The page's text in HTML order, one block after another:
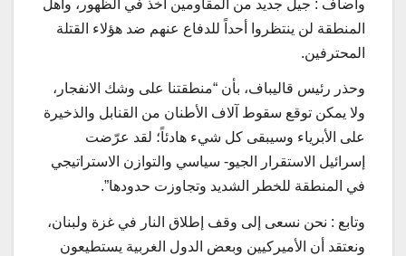
وأضاف : جيل جديد من المقاومين آخذ في الظهور، وأهل
المنطقة لن ينتظروا أحداً للدفاع عنهم ضد هؤلاء القتلة
المحترفين.
وحذر رئيس قاليباف، بأن “منطقتنا على وشك الانفجار،
ولا يمكن توقع سقوط آلاف الأطنان من القنابل والذخيرة
على الأبرياء وسيبقى كل شيء هادئاً؛ لقد عرّضت
إسرائيل الاستقرار الجيو- سياسي والتوازن الاستراتيجي
في المنطقة للخطر الشديد وتجاوزت حدودها”.
وتابع : نحن نسعى إلى وقف إطلاق النار في غزة ولبنان،
ونعتقد أن الأميركيين وبعض الدول الغربية يستطيعون